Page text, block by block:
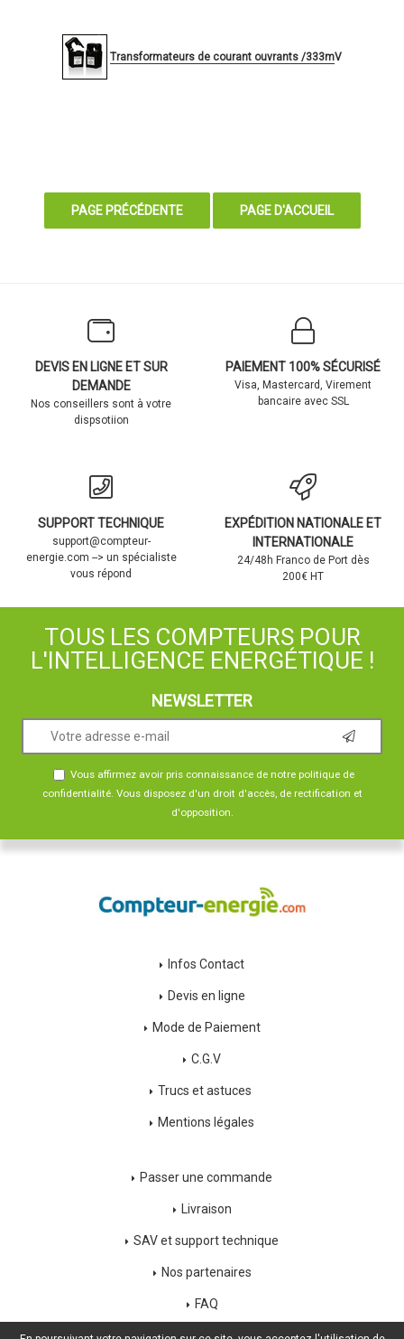
Transformateurs de courant ouvrants /333mV
DEVIS EN LIGNE ET SUR
DEMANDE
Nos conseillers sont à votre
dispsotiion
PAIEMENT 100% SÉCURISÉ
Visa, Mastercard, Virement
bancaire avec SSL
SUPPORT TECHNIQUE
support@compteur-
energie.com --> un spécialiste
vous répond
EXPÉDITION NATIONALE ET
INTERNATIONALE
24/48h Franco de Port dès
200€ HT
TOUS LES COMPTEURS POUR
L'INTELLIGENCE ENERGÉTIQUE !
NEWSLETTER
Vous affirmez avoir pris connaissance de notre politique de
confidentialité. Vous disposez d'un droit d'accès, de rectification et
d'opposition.
Infos Contact
Devis en ligne
Mode de Paiement
C.G.V
Trucs et astuces
Mentions légales
Passer une commande
Livraison
SAV et support technique
Nos partenaires
FAQ
Déconnexion